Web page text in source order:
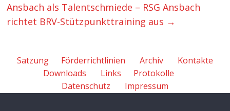
Ansbach als Talentschmiede – RSG Ansbach
richtet BRV-Stützpunkttraining aus →
Satzung Förderrichtlinien Archiv
Kontakte
Downloads
Links
Protokolle
Datenschutz
Impressum